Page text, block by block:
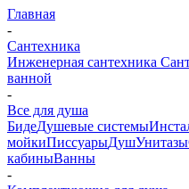
Главная
-
Сантехника
Инженерная сантехника
ванной
-
Все для душа
БидеДушевые системы
мойкиПиссуарыДушУнитазы
кабиныВанны
-